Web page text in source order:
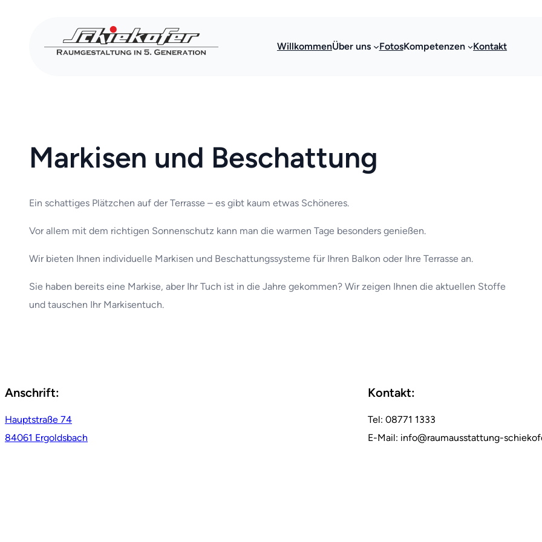
content
WillkommenÜber uns FotosKompetenzen Kontakt
Markisen und Beschattung
Ein schattiges Plätzchen auf der Terrasse – es gibt kaum etwas Schöneres.
Vor allem mit dem richtigen Sonnenschutz kann man die warmen Tage besonders genießen.
Wir bieten Ihnen individuelle Markisen und Beschattungssysteme für Ihren Balkon oder Ihre Terrasse an.
Sie haben bereits eine Markise, aber Ihr Tuch ist in die Jahre gekommen? Wir zeigen Ihnen die aktuellen Stoffe
und tauschen Ihr Markisentuch.
Anschrift:
Hauptstraße 74
84061 Ergoldsbach
Kontakt:
Tel: 08771 1333
E-Mail: info@raumausstattung-